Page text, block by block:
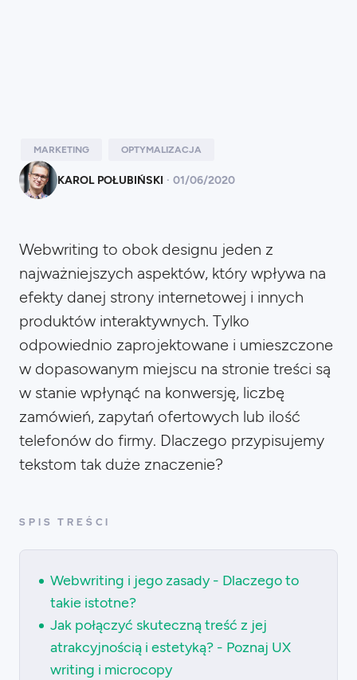
KAROL POŁUBIŃSKI · 01/06/2020
MARKETING OPTYMALIZACJA
Webwriting to obok designu jeden z
najważniejszych aspektów, który wpływa na
efekty danej strony internetowej i innych
produktów interaktywnych. Tylko
odpowiednio zaprojektowane i umieszczone
w dopasowanym miejscu na stronie treści są
w stanie wpłynąć na konwersję, liczbę
zamówień, zapytań ofertowych lub ilość
telefonów do firmy. Dlaczego przypisujemy
tekstom tak duże znaczenie?
SPIS TREŚCI
Webwriting i jego zasady - Dlaczego to
takie istotne?
Jak połączyć skuteczną treść z jej
atrakcyjnością i estetyką? - Poznaj UX
writing i microcopy